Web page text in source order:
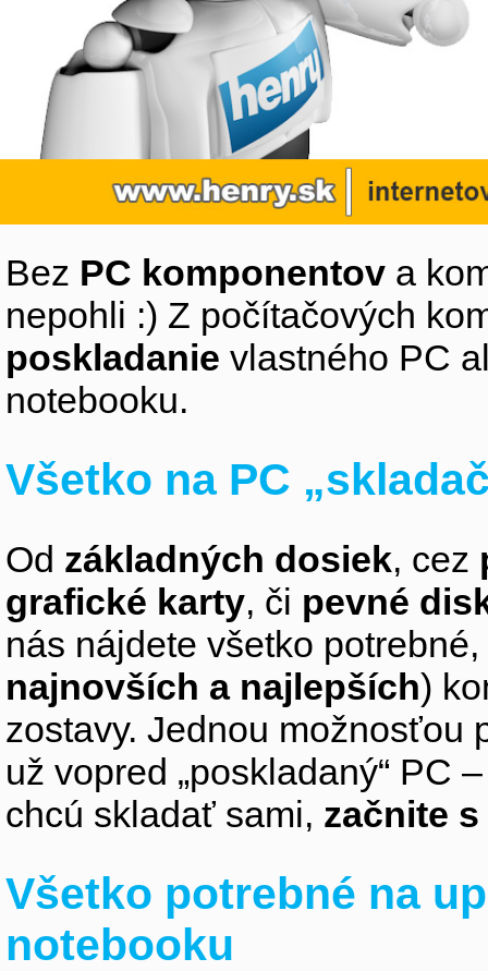
Bez PC komponentov a
nepohli :) Z počítačových
poskladanie vlastného PC
notebooku.
Všetko na PC
Od základných dosiek, cez
grafické karty, či pevné
nás nájdete všetko
najnovších a najlepších)
zostavy. Jednou možnosťou
už vopred „poskladaný“ PC
chcú skladať sami, začnite
Všetko potrebné na
notebooku